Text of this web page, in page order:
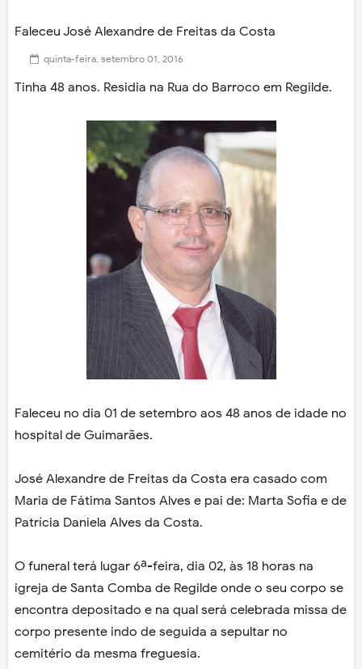
Faleceu José Alexandre de Freitas da Costa
quinta-feira, setembro 01, 2016
Tinha 48 anos. Residia na Rua do Barroco em Regilde.
Faleceu no dia 01 de setembro aos 48 anos de idade no
hospital de Guimarães.
José Alexandre de Freitas da Costa era casado com
Maria de Fátima Santos Alves e pai de: Marta Sofia e de
Patrícia Daniela Alves da Costa.
O funeral terá lugar 6ª-feira, dia 02, às 18 horas na
igreja de Santa Comba de Regilde onde o seu corpo se
encontra depositado e na qual será celebrada missa de
corpo presente indo de seguida a sepultar no
cemitério da mesma freguesia.